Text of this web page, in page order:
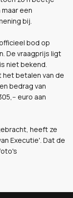
een
bij.
bod op
De vraagprijs ligt
niet bekend.
het betalen van de
bedrag van
euro aan
heeft ze
Executie'. Dat de